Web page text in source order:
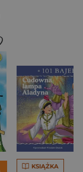
KSIĄŻKA